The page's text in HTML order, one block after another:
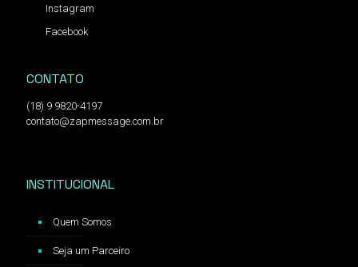
Instagram
Facebook
CONTATO
(18) 9 9820-4197
contato@zapmessage.com.br
INSTITUCIONAL
Quem Somos
Seja um Parceiro